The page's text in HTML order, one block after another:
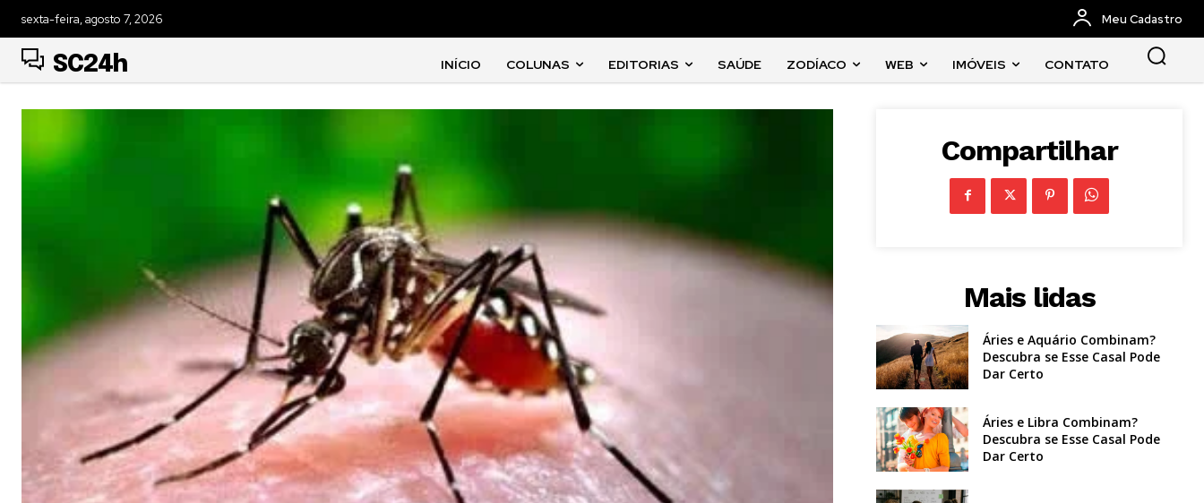
sexta-feira, agosto 7, 2026 Meu Cadastro
SC24h INÍCIO COLUNAS EDITORIAS SAÚDE ZODÍACO WEB IMÓVEIS CONTATO
Compartilhar
Mais lidas
Áries e Aquário Combinam?
Descubra se Esse Casal Pode
Dar Certo
Áries e Libra Combinam?
Descubra se Esse Casal Pode
Dar Certo